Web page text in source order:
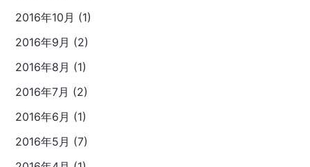
2016年10月 (1)
2016年9月 (2)
2016年8月 (1)
2016年7月 (2)
2016年6月 (1)
2016年5月 (7)